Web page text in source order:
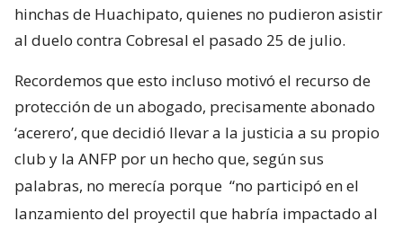
hinchas de Huachipato, quienes no pudieron asistir
al duelo contra Cobresal el pasado 25 de julio.
Recordemos que esto incluso motivó el recurso de
protección de un abogado, precisamente abonado
‘acerero’, que decidió llevar a la justicia a su propio
club y la ANFP por un hecho que, según sus
palabras, no merecía porque “no participó en el
lanzamiento del proyectil que habría impactado al